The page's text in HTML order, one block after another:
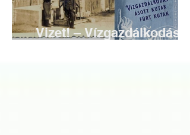
Vizet! – Vízgazdálkodás